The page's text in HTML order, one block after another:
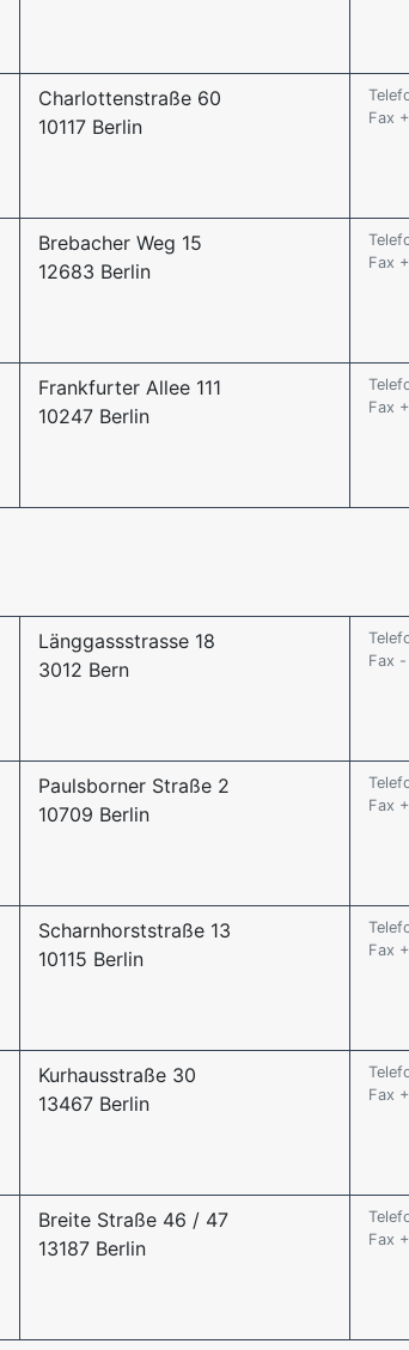
Charlottenstraße 60
10117 Berlin
Fax
Brebacher Weg 15
12683 Berlin
Fax
Frankfurter Allee 111
10247 Berlin
Fax
Länggassstrasse 18
3012 Bern
Fax -
Paulsborner Straße 2
10709 Berlin
Fax
Scharnhorststraße 13
10115 Berlin
Fax
Kurhausstraße 30
13467 Berlin
Fax
Breite Straße 46 / 47
13187 Berlin
Fax